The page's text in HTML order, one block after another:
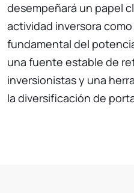
desempeñará un papel
actividad inversora
fundamental del
una fuente estable de
inversionistas y una
la diversificación de